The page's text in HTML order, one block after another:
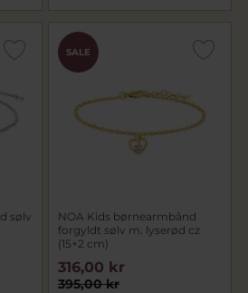
sølv
SALE
NOA Kids børnearmbånd
forgyldt sølv m. lyserød cz
(15+2 cm)
395,00 kr
316,00 kr